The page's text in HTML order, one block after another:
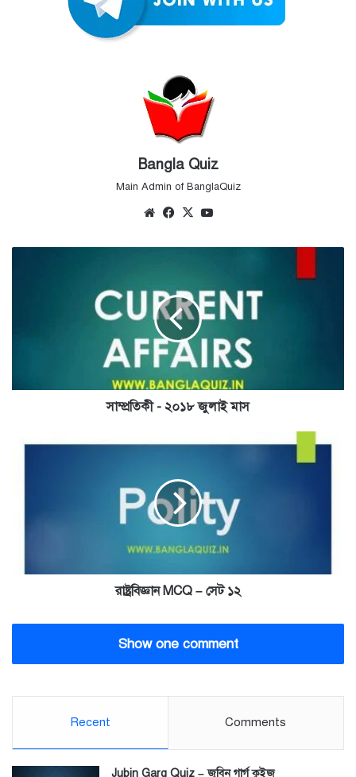
Bangla Quiz
Main Admin of BanglaQuiz
WebsiteFacebook
X
সাম্প্রতিকী - ২০১৮ জুলাই মাস
রাষ্ট্রবিজ্ঞান MCQ – সেট ১২
Show one comment
Recent Comments
Jubin Garg Quiz – জুবিন গার্গ কুইজ